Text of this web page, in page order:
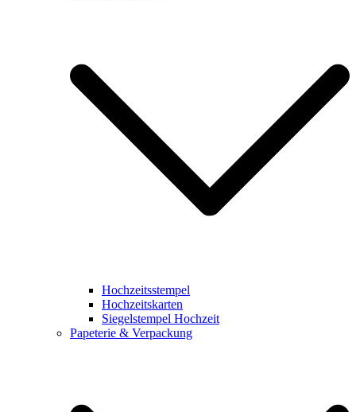
Hochzeitsstempel
Hochzeitskarten
Siegelstempel Hochzeit
Papeterie & Verpackung